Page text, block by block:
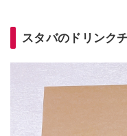
スタバのドリンク